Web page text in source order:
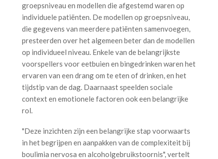
groepsniveau en modellen die afgestemd waren op
individuele patiënten. De modellen op groepsniveau,
die gegevens van meerdere patiënten samenvoegen,
presteerden over het algemeen beter dan de modellen
op individueel niveau. Enkele van de belangrijkste
voorspellers voor eetbuien en bingedrinken waren het
ervaren van een drang om te eten of drinken, en het
tijdstip van de dag. Daarnaast speelden sociale
context en emotionele factoren ook een belangrijke
rol.
"Deze inzichten zijn een belangrijke stap voorwaarts
in het begrijpen en aanpakken van de complexiteit bij
boulimia nervosa en alcoholgebruikstoornis", vertelt